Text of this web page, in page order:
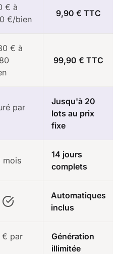
€ à
€/bien
9,90 € TTC
€ à
99,90 € TTC
par
Jusqu'à 20
lots au prix
fixe
mois
14 jours
complets
Automatiques
inclus
€ par
Génération
illimitée